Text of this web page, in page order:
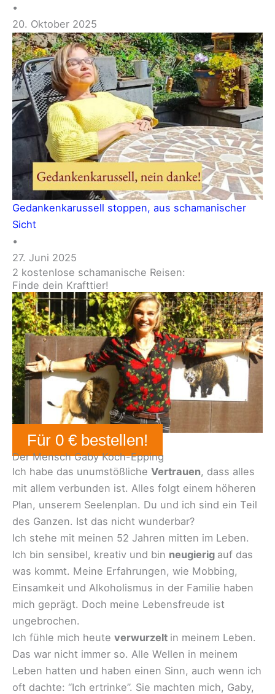
•
20. Oktober 2025
Gedankenkarussell stoppen, aus schamanischer
Sicht
•
27. Juni 2025
2 kostenlose schamanische Reisen:
Finde dein Krafttier!
Für 0 € bestellen!
Der Mensch Gaby Koch-Epping
Ich habe das unumstößliche Vertrauen, dass alles
mit allem verbunden ist. Alles folgt einem höheren
Plan, unserem Seelenplan. Du und ich sind ein Teil
des Ganzen. Ist das nicht wunderbar?
Ich stehe mit meinen 52 Jahren mitten im Leben.
Ich bin sensibel, kreativ und bin neugierig auf das
was kommt. Meine Erfahrungen, wie Mobbing,
Einsamkeit und Alkoholismus in der Familie haben
mich geprägt. Doch meine Lebensfreude ist
ungebrochen.
Ich fühle mich heute verwurzelt in meinem Leben.
Das war nicht immer so. Alle Wellen in meinem
Leben hatten und haben einen Sinn, auch wenn ich
oft dachte: “Ich ertrinke”. Sie machten mich, Gaby,